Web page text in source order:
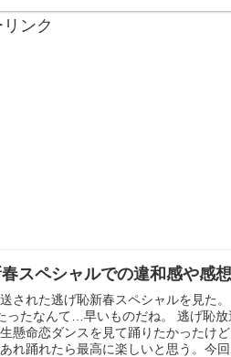
ンク
スペシャルでの違和感や感想
された逃げ恥新春スペシャルを見た
ったなんて…早いものだね。 逃げ恥放
懸命恋ダンスを見て踊りたかったけ
れ踊れたら最高に楽しいと思う。今回